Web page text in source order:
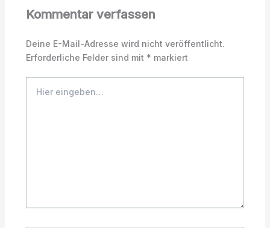
Kommentar verfassen
Deine E-Mail-Adresse wird nicht veröffentlicht.
Erforderliche Felder sind mit * markiert
eingeben…